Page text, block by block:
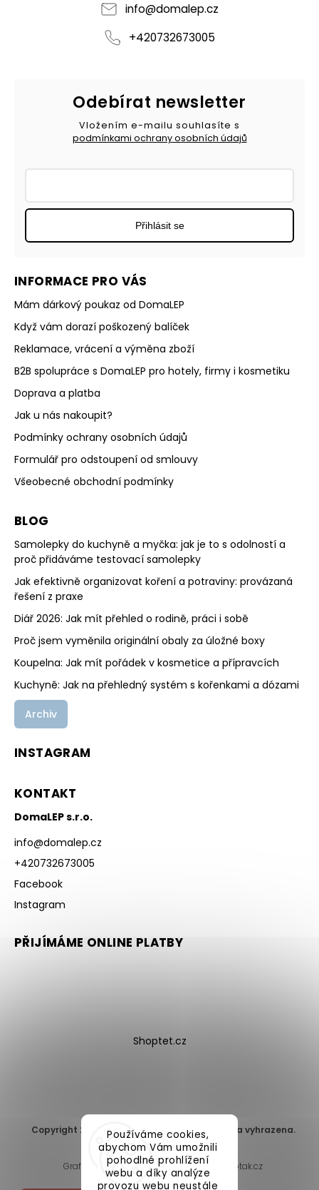
Používáme cookies,
abychom Vám umožnili
pohodlné prohlížení
webu a díky analýze
provozu webu neustále
info@domalep.cz
+420732673005
INFORMACE PRO VÁS
Mám dárkový poukaz od DomaLEP
Když vám dorazí poškozený balíček
Reklamace, vrácení a výměna zboží
B2B spolupráce s DomaLEP pro hotely, firmy i kosmetiku
Doprava a platba
Jak u nás nakoupit?
Podmínky ochrany osobních údajů
Formulář pro odstoupení od smlouvy
Všeobecné obchodní podmínky
BLOG
Samolepky do kuchyně a myčka: jak je to s odolností a
proč přidáváme testovací samolepky
Jak efektivně organizovat koření a potraviny: provázaná
řešení z praxe
Diář 2026: Jak mít přehled o rodině, práci i sobě
Proč jsem vyměnila originální obaly za úložné boxy
Koupelna: Jak mít pořádek v kosmetice a přípravcích
Kuchyně: Jak na přehledný systém s kořenkami a dózami
Archiv
Odebírat newsletter
Vložením e-mailu souhlasíte s
podmínkami ochrany osobních údajů
Přihlásit se
INSTAGRAM
KONTAKT
DomaLEP s.r.o.
info@domalep.cz
+420732673005
Facebook
Instagram
PŘIJÍMÁME ONLINE PLATBY
Shoptet.cz
Copyright 2026 DomaLEP s.r.o. . Všechna práva vyhrazena.
Upravit nastavení cookies
Grafický návrh vytvořil a nakódoval
Shoptak.cz